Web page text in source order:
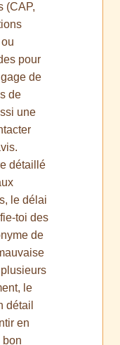
(CAP,
pour
de
de
une
détaillé
le délai
toi des
de
le
détail
en
bon